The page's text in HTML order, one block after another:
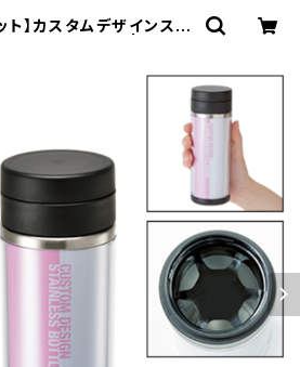
ト】カスタムデザインステ